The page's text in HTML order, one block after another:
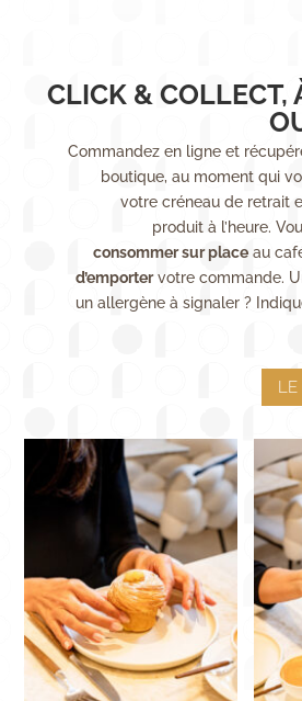
CLICK & COLLECT,
Commandez en ligne et
boutique, au moment qui
votre créneau de retrait
produit à l’heure.
consommer sur placeau
d’emportervotre commande.
un allergène à signaler ?
LE